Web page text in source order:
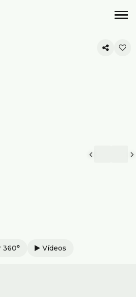
360° Vídeos